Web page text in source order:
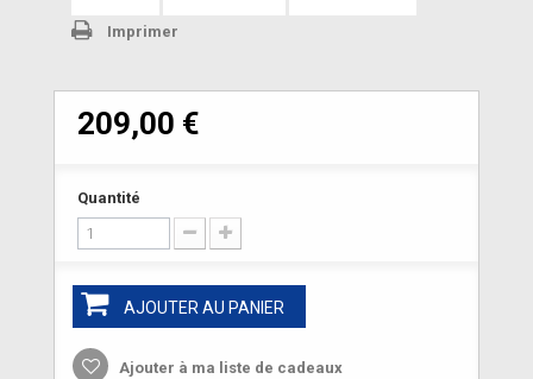
Imprimer
209,00 €
Quantité
AJOUTER AU PANIER
Ajouter à ma liste de cadeaux